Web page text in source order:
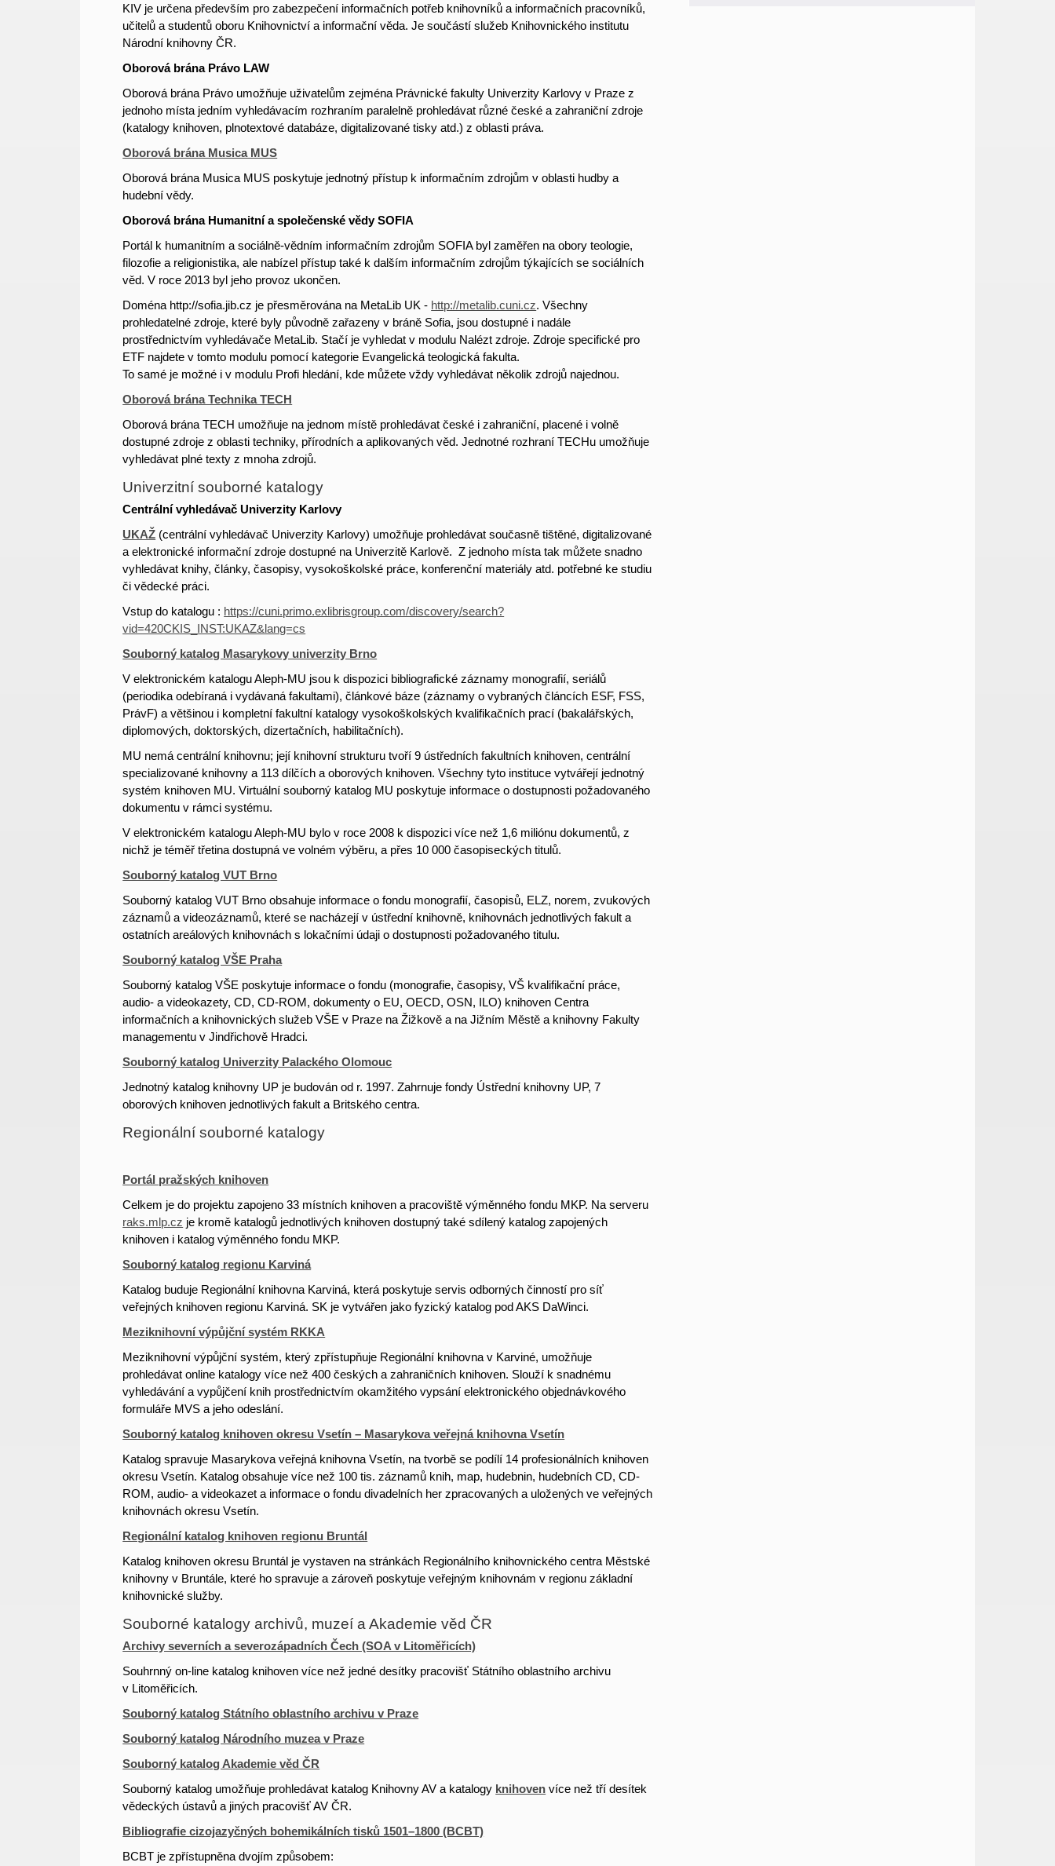
KIV je určena především pro zabezpečení informačních potřeb knihovníků a informačních pracovníků,
učitelů a studentů oboru Knihovnictví a informační věda. Je součástí služeb Knihovnického institutu
Národní knihovny ČR.
Oborová brána Právo LAW
Oborová brána Právo umožňuje uživatelům zejména Právnické fakulty Univerzity Karlovy v Praze z
jednoho místa jedním vyhledávacím rozhraním paralelně prohledávat různé české a zahraniční zdroje
(katalogy knihoven, plnotextové databáze, digitalizované tisky atd.) z oblasti práva.
Oborová brána Musica MUS
Oborová brána Musica MUS poskytuje jednotný přístup k informačním zdrojům v oblasti hudby a
hudební vědy.
Oborová brána Humanitní a společenské vědy SOFIA
Portál k humanitním a sociálně-vědním informačním zdrojům SOFIA byl zaměřen na obory teologie,
filozofie a religionistika, ale nabízel přístup také k dalším informačním zdrojům týkajících se sociálních
věd. V roce 2013 byl jeho provoz ukončen.
Doména http://sofia.jib.cz je přesměrována na MetaLib UK - http://metalib.cuni.cz. Všechny
prohledatelné zdroje, které byly původně zařazeny v bráně Sofia, jsou dostupné i nadále
prostřednictvím vyhledávače MetaLib. Stačí je vyhledat v modulu Nalézt zdroje. Zdroje specifické pro
ETF najdete v tomto modulu pomocí kategorie Evangelická teologická fakulta.
To samé je možné i v modulu Profi hledání, kde můžete vždy vyhledávat několik zdrojů najednou.
Oborová brána Technika TECH
Oborová brána TECH umožňuje na jednom místě prohledávat české i zahraniční, placené i volně
dostupné zdroje z oblasti techniky, přírodních a aplikovaných věd. Jednotné rozhraní TECHu umožňuje
vyhledávat plné texty z mnoha zdrojů.
Univerzitní souborné katalogy
Centrální vyhledávač Univerzity Karlovy
UKAŽ (centrální vyhledávač Univerzity Karlovy) umožňuje prohledávat současně tištěné, digitalizované
a elektronické informační zdroje dostupné na Univerzitě Karlově. Z jednoho místa tak můžete snadno
vyhledávat knihy, články, časopisy, vysokoškolské práce, konferenční materiály atd. potřebné ke studiu
či vědecké práci.
Vstup do katalogu : https://cuni.primo.exlibrisgroup.com/discovery/search?
vid=420CKIS_INST:UKAZ&lang=cs
Souborný katalog Masarykovy univerzity Brno
V elektronickém katalogu Aleph-MU jsou k dispozici bibliografické záznamy monografií, seriálů
(periodika odebíraná i vydávaná fakultami), článkové báze (záznamy o vybraných článcích ESF, FSS,
PrávF) a většinou i kompletní fakultní katalogy vysokoškolských kvalifikačních prací (bakalářských,
diplomových, doktorských, dizertačních, habilitačních).
MU nemá centrální knihovnu; její knihovní strukturu tvoří 9 ústředních fakultních knihoven, centrální
specializované knihovny a 113 dílčích a oborových knihoven. Všechny tyto instituce vytvářejí jednotný
systém knihoven MU. Virtuální souborný katalog MU poskytuje informace o dostupnosti požadovaného
dokumentu v rámci systému.
V elektronickém katalogu Aleph-MU bylo v roce 2008 k dispozici více než 1,6 miliónu dokumentů, z
nichž je téměř třetina dostupná ve volném výběru, a přes 10 000 časopiseckých titulů.
Souborný katalog VUT Brno
Souborný katalog VUT Brno obsahuje informace o fondu monografií, časopisů, ELZ, norem, zvukových
záznamů a videozáznamů, které se nacházejí v ústřední knihovně, knihovnách jednotlivých fakult a
ostatních areálových knihovnách s lokačními údaji o dostupnosti požadovaného titulu.
Souborný katalog VŠE Praha
Souborný katalog VŠE poskytuje informace o fondu (monografie, časopisy, VŠ kvalifikační práce,
audio- a videokazety, CD, CD-ROM, dokumenty o EU, OECD, OSN, ILO) knihoven Centra
informačních a knihovnických služeb VŠE v Praze na Žižkově a na Jižním Městě a knihovny Fakulty
managementu v Jindřichově Hradci.
Souborný katalog Univerzity Palackého Olomouc
Jednotný katalog knihovny UP je budován od r. 1997. Zahrnuje fondy Ústřední knihovny UP, 7
oborových knihoven jednotlivých fakult a Britského centra.
Regionální souborné katalogy
Portál pražských knihoven
Celkem je do projektu zapojeno 33 místních knihoven a pracoviště výměnného fondu MKP. Na serveru
raks.mlp.cz je kromě katalogů jednotlivých knihoven dostupný také sdílený katalog zapojených
knihoven i katalog výměnného fondu MKP.
Souborný katalog regionu Karviná
Katalog buduje Regionální knihovna Karviná, která poskytuje servis odborných činností pro síť
veřejných knihoven regionu Karviná. SK je vytvářen jako fyzický katalog pod AKS DaWinci.
Meziknihovní výpůjční systém RKKA
Meziknihovní výpůjční systém, který zpřístupňuje Regionální knihovna v Karviné, umožňuje
prohledávat online katalogy více než 400 českých a zahraničních knihoven. Slouží k snadnému
vyhledávání a vypůjčení knih prostřednictvím okamžitého vypsání elektronického objednávkového
formuláře MVS a jeho odeslání.
Souborný katalog knihoven okresu Vsetín – Masarykova veřejná knihovna Vsetín
Katalog spravuje Masarykova veřejná knihovna Vsetín, na tvorbě se podílí 14 profesionálních knihoven
okresu Vsetín. Katalog obsahuje více než 100 tis. záznamů knih, map, hudebnin, hudebních CD, CD-
ROM, audio- a videokazet a informace o fondu divadelních her zpracovaných a uložených ve veřejných
knihovnách okresu Vsetín.
Regionální katalog knihoven regionu Bruntál
Katalog knihoven okresu Bruntál je vystaven na stránkách Regionálního knihovnického centra Městské
knihovny v Bruntále, které ho spravuje a zároveň poskytuje veřejným knihovnám v regionu základní
knihovnické služby.
Souborné katalogy archivů, muzeí a Akademie věd ČR
Archivy severních a severozápadních Čech (SOA v Litoměřicích)
Souhrnný on-line katalog knihoven více než jedné desítky pracovišť Státního oblastního archivu
v Litoměřicích.
Souborný katalog Státního oblastního archivu v Praze
Souborný katalog Národního muzea v Praze
Souborný katalog Akademie věd ČR
Souborný katalog umožňuje prohledávat katalog Knihovny AV a katalogy knihoven více než tří desítek
vědeckých ústavů a jiných pracovišť AV ČR.
Bibliografie cizojazyčných bohemikálních tisků 1501–1800 (BCBT)
BCBT je zpřístupněna dvojím způsobem: